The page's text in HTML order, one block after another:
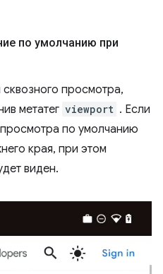
по умолчанию при
просмотра,
метатег viewport . Если
по умолчанию
края, при этом
виден.